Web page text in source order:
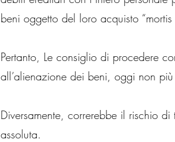
beni oggetto del loro acquisto “mortis
Pertanto, Le consiglio di procedere
all’alienazione dei beni, oggi non
Diversamente, correrebbe il rischio
assoluta.